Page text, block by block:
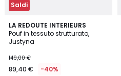
Saldi
LA REDOUTE INTERIEURS
Pouf in tessuto strutturato,
Justyna
149,00 €
89,40 € -40%
2
Colori